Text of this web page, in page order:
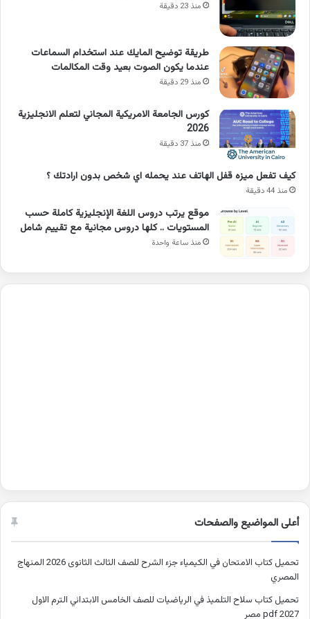
منذ 23 دقيقة
طريقة توضيح المايك عند استخدام السماعات
عندما يكون الصوت بعيد وقت المكالمات
منذ 29 دقيقة
كورس الجامعة الامريكية المجاني لتعلم الانجليزية
2026
منذ 37 دقيقة
كيف تفعل ميزه قفل الهاتف عند يحمله اي شخص بدون ارادتك ؟
منذ 44 دقيقة
موقع يرتب دروس اللغة الإنجليزية كاملة حسب
المستويات .. كلها دروس مجانية مع تقييم شامل
منذ ساعة واحدة
أعلى المواضيع والصفحات
تحميل كتاب الامتحان في الكيمياء جزء الشرح للصف الثالث الثانوى 2026 المنهاج
المصري
تحميل كتاب سلاح التلميذ في الرياضيات للصف الخامس الابتدائي الترم الاول
2027 pdf مصر